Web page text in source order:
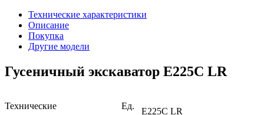
Технические характеристики
Описание
Покупка
Другие модели
Гусеничный экскаватор E225C LR
Технические
Ед.
E225C LR